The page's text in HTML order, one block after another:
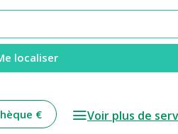
localiser
€ Voir plus de